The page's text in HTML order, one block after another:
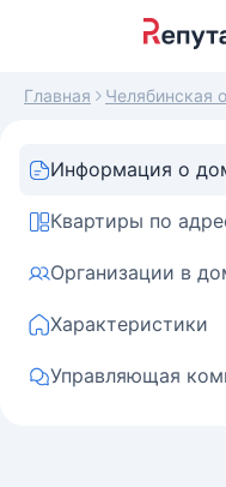
Главная Челябинская
Информация о
Квартиры по
Организации в
Характеристики
Управляющая